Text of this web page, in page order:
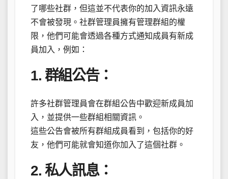
了哪些社群，但這並不代表你的加入資訊永遠
不會被發現。社群管理員擁有管理群組的權
限，他們可能會透過各種方式通知成員有新成
員加入，例如：
1. 群組公告：
許多社群管理員會在群組公告中歡迎新成員加
入，並提供一些群組相關資訊。
這些公告會被所有群組成員看到，包括你的好
友，他們可能就會知道你加入了這個社群。
2. 私人訊息：